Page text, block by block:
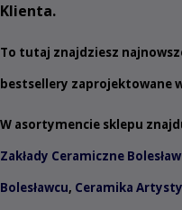
Klienta.
To tutaj znajdziesz
bestsellery zaprojektowane
W asortymencie sklepu
Zakłady Ceramiczne
Bolesławcu, Ceramika